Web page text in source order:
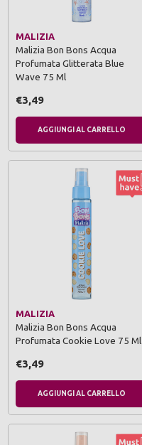
MALIZIA
Malizia Bon Bons Acqua
Profumata Glitterata Blue
Wave 75 Ml
€3,49
AGGIUNGI AL CARRELLO
MALIZIA
Malizia Bon Bons Acqua
Profumata Cookie Love 75 Ml
€3,49
AGGIUNGI AL CARRELLO